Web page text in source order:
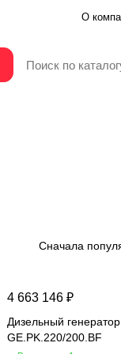
О
Сначала
4 663 146 ₽
Дизельный
GE.PK.220/200.BF